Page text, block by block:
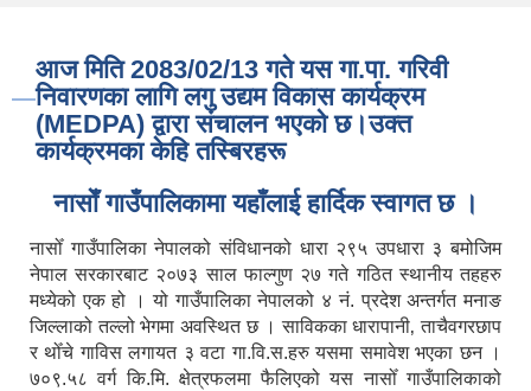
आज मिति 2083/02/13 गते यस गा.पा. गरिवी
निवारणका लागि लगु उद्यम विकास कार्यक्रम
(MEDPA) द्वारा संचालन भएको छ।उक्त
कार्यक्रमका केहि तस्बिरहरू
नासाेँ गाउँपालिकामा यहाँलाई हार्दिक स्वागत छ ।
नासोँ गाउँपालिका नेपालको संविधानको धारा २९५ उपधारा ३ बमोजिम
नेपाल सरकारबाट २०७३ साल फाल्गुण २७ गते गठित स्थानीय तहहरु
मध्येको एक हो । यो गाउँपालिका नेपालको ४ नं. प्रदेश अन्तर्गत मनाङ
जिल्लाको तल्लो भेगमा अवस्थित छ । साविकका धारापानी‚ ताचैवगरछाप
र थोँचे गाविस लगायत ३ वटा गा.वि.स.हरु यसमा समावेश भएका छन ।
७०९.५८ वर्ग कि.मि. क्षेत्रफलमा फैलिएको यस नासोँ गाउँपालिकाको